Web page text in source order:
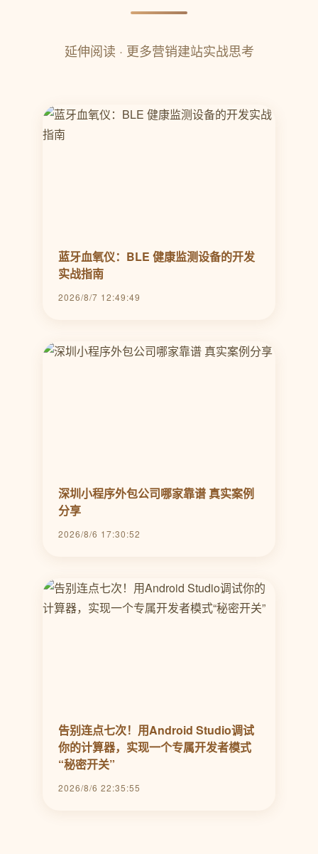
延伸阅读 · 更多营销建站实战思考
蓝牙血氧仪：BLE 健康监测设备的开发
实战指南
2026/8/7 12:49:49
深圳小程序外包公司哪家靠谱 真实案例
分享
2026/8/6 17:30:52
告别连点七次！用Android Studio调试
你的计算器，实现一个专属开发者模式
“秘密开关”
2026/8/6 22:35:55